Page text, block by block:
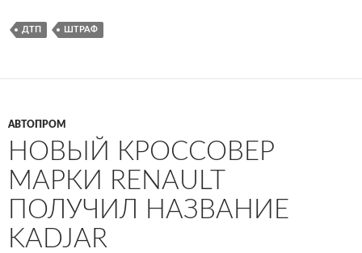
ДТП ШТРАФ
АВТОПРОМ
НОВЫЙ КРОССОВЕР
МАРКИ RENAULT
ПОЛУЧИЛ НАЗВАНИЕ
KADJAR